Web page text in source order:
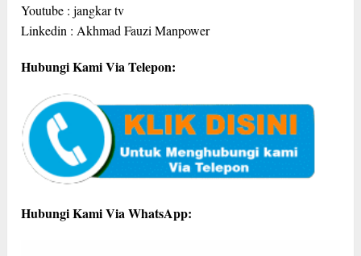
Youtube : jangkar tv
Linkedin : Akhmad Fauzi Manpower
Hubungi Kami Via Telepon:
Hubungi Kami Via WhatsApp: